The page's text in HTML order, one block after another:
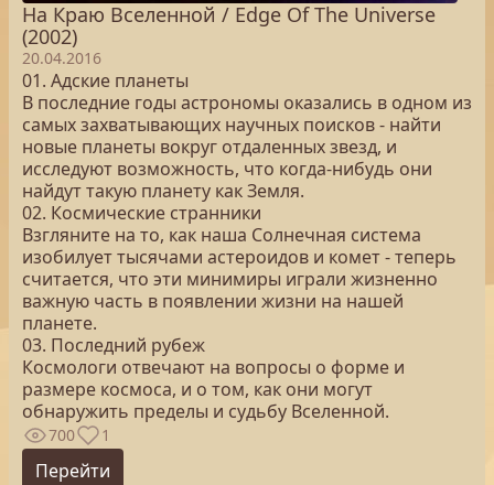
На Краю Вселенной / Edge Of The Universe
(2002)
20.04.2016
01. Адские планеты
В последние годы астрономы оказались в одном из
самых захватывающих научных поисков - найти
новые планеты вокруг отдаленных звезд, и
исследуют возможность, что когда-нибудь они
найдут такую планету как Земля.
02. Космические странники
Взгляните на то, как наша Солнечная система
изобилует тысячами астероидов и комет - теперь
считается, что эти минимиры играли жизненно
важную часть в появлении жизни на нашей
планете.
03. Последний рубеж
Космологи отвечают на вопросы о форме и
размере космоса, и о том, как они могут
обнаружить пределы и судьбу Вселенной.
700 1
Перейти